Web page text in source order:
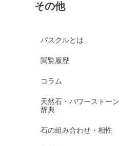
その他
パスクルとは
閲覧履歴
コラム
天然石・パワーストーン
辞典
石の組み合わせ・相性